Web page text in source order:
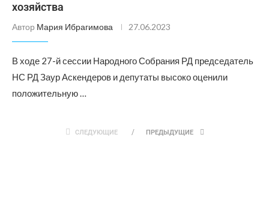
хозяйства
Автор Мария Ибрагимова 27.06.2023
В ходе 27-й сессии Народного Собрания РД председатель
НС РД Заур Аскендеров и депутаты высоко оценили
положительную …
СЛЕДУЮЩИЕ ПРЕДЫДУЩИЕ